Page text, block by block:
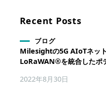
Recent Posts
ブログ
Milesightの5G AIoTネッ
LoRaWAN®を統合したポ
2022年8月30日